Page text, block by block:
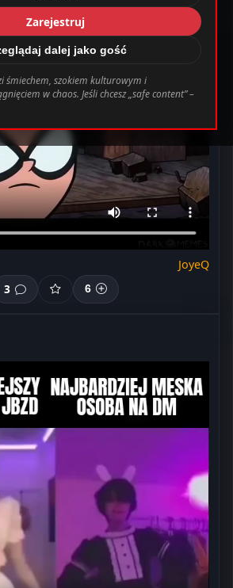
163Warning
Wyloguj
Komentarze
JoyeQ
3
6
Zarejestruj
dalej jako gość
śmiechem, szokiem kulturowym i
w chaos. Jeśli chcesz „safe content” –